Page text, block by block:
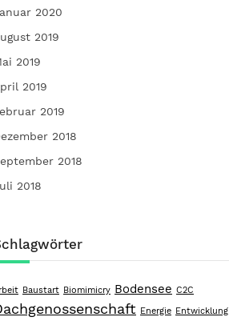
2020
2019
2019
2019
2019
2018
2018
2018
Baustart Biomimicry Bodensee C2C
Energie Entwicklung